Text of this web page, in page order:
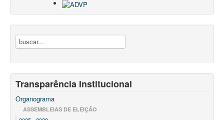
Transparência Institucional
Organograma
ASSEMBLEIAS DE ELEIÇÃO